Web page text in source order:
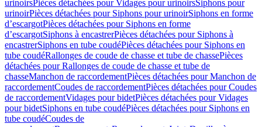
urinoirsPièces détachées pour Vidages pour urinoirsSiphons pour
urinoirPièces détachées pour Siphons pour urinoirSiphons en forme
d’escargotPièces détachées pour Siphons en forme
d’escargotSiphons à encastrerPièces détachées pour Siphons à
encastrerSiphons en tube coudéPièces détachées pour Siphons en
tube coudéRallonges de coude de chasse et tube de chassePièces
détachées pour Rallonges de coude de chasse et tube de
chasseManchon de raccordementPièces détachées pour Manchon de
raccordementCoudes de raccordementPièces détachées pour Coudes
de raccordementVidages pour bidetPièces détachées pour Vidages
pour bidetSiphons en tube coudéPièces détachées pour Siphons en
tube coudéCoudes de